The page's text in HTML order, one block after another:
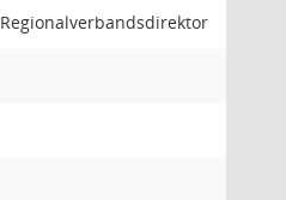
Regionalverbandsdirektor